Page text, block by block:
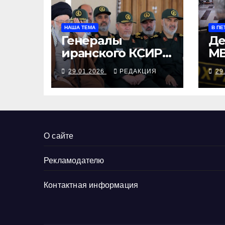
НАША ТЕМА
Генералы
иранского КСИР
теряют
туристические
возможности в
29.01.2026 РЕДАКЦИЯ
В
с
О сайте
Рекламодателю
Контактная информация